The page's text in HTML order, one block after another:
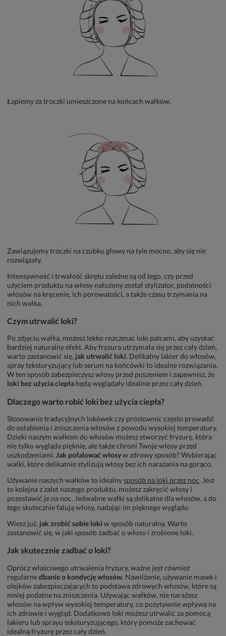
Łapiemy za troczki umieszczone na końcach wałków.
Zawiązujemy troczki na czubku głowy na tyle mocno, aby się nie
rozwiązały.
Intensywność i trwałość skrętu zależne są od tego, czy przed
użyciem produktu na włosy nałożony został stylizator, podatności
włosów na kręcenie, ich porowatości, a także czasu trzymania na
nich wałka.
Czym utrwalić loki?
Po zdjęciu wałka, możesz lekko rozczesać loki palcami, aby uzyskać
bardziej naturalny efekt. Aby fryzura utrzymała się przez cały dzień,
warto zastanowić się, jak utrwalić loki. Delikatny lakier do włosów,
spray teksturyzujący lub serum na końcówki to idealne rozwiązania.
W ten sposób zabezpieczysz włosy przed puszeniem i zapewnisz, że
loki bez użycia ciepła będą wyglądały idealnie przez cały dzień.
Dlaczego warto robić loki bez użycia ciepła?
Stosowanie tradycyjnych lokówek czy prostownic często prowadzi
do osłabienia i zniszczenia włosów z powodu wysokiej temperatury.
Dzięki naszym wałkom do włosów możesz stworzyć fryzurę, która
nie tylko wygląda pięknie, ale także chroni Twoje włosy przed
uszkodzeniami. Jak pofalować włosyw zdrowy sposób? Wybierając
wałki, które delikatnie stylizują włosy bez ich narażania na gorąco.
Używanie naszych wałków to idealnysposób na loki przez noc. Jest
to kolejna z zalet naszego produktu, możesz zakręcić włosy i
pozostawić je na noc. Jedwabne wałki są delikatne dla włosów, a do
tego skutecznie falują włosy, nadając im pięknego wyglądu.
Wiesz już, jak zrobić sobie loki w sposób naturalny. Warto
zastanowić się, w jaki sposób zadbać o włosy i zrobione loki.
Jak skutecznie zadbać o loki?
Oprócz właściwego utrwalenia fryzury, ważne jest również
regularnedbanie o kondycję włosów. Nawilżanie, używanie masek i
olejków zabezpieczających to podstawa zdrowych włosów, które są
mniej podatne na zniszczenia. Używając wałków, nie narażasz
włosów na wpływ wysokiej temperatury, co pozytywnie wpływa na
ich zdrowie i wygląd. Dodatkowo loki możesz utrwalić za pomocą
lakieru lub sprayu teksturyzującego, który pomoże zachować
idealną fryzurę przez cały dzień.